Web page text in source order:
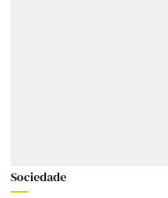
Sociedade